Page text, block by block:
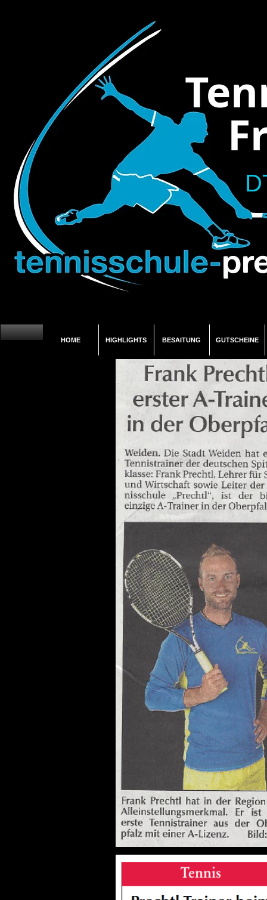
HOME HIGHLIGHTS BESAITUNG GUTSCHEINE